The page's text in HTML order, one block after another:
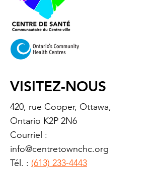
VISITEZ-NOUS
420, rue Cooper, Ottawa,
Ontario K2P 2N6
Courriel :
info@centretownchc.org
Tél. : (613) 233-4443